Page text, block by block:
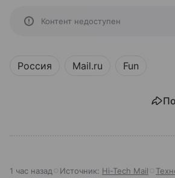
Контент недоступен
Россия Mail.ru Fun
1 час назад Источник: Hi-Tech Mail